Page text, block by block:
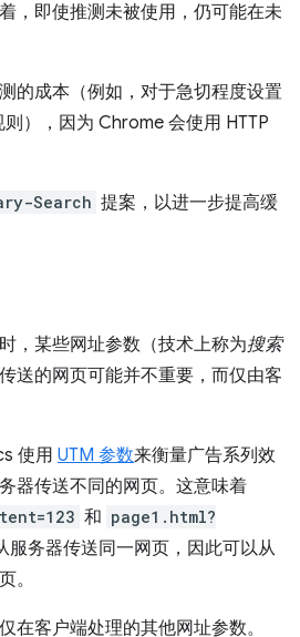
，即使推测未被使用，仍可能在未
的成本（例如，对于急切程度设置
则），因为 Chrome 会使用 HTTP
Search 提案，以进一步提高缓
，某些网址参数（技术上称为搜索
送的网页可能并不重要，而仅由客
使用 UTM 参数来衡量广告系列效
器传送不同的网页。这意味着
和 page1.html?
服务器传送同一网页，因此可以从
。
在客户端处理的其他网址参数。